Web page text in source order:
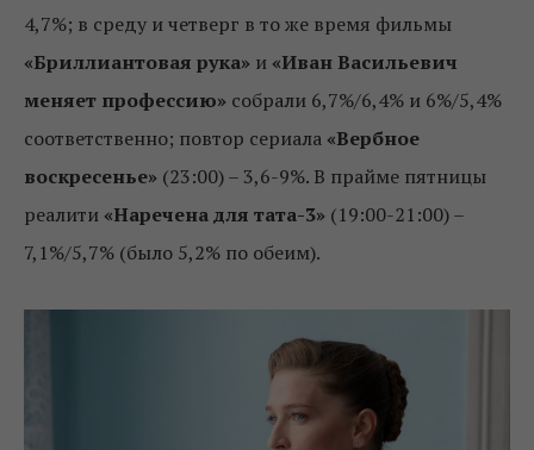
4,7%; в среду и четверг в то же время фильмы
«Бриллиантовая рука» и «Иван Васильевич
меняет профессию» собрали 6,7%/6,4% и 6%/5,4%
соответственно; повтор сериала «Вербное
воскресенье» (23:00) – 3,6-9%. В прайме пятницы
реалити «Наречена для тата-3» (19:00-21:00) –
7,1%/5,7% (было 5,2% по обеим).